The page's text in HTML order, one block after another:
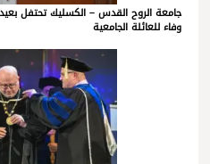
جامعة الروح القدس – الكسليك تحتفل
وفاء للعائلة الجامعية